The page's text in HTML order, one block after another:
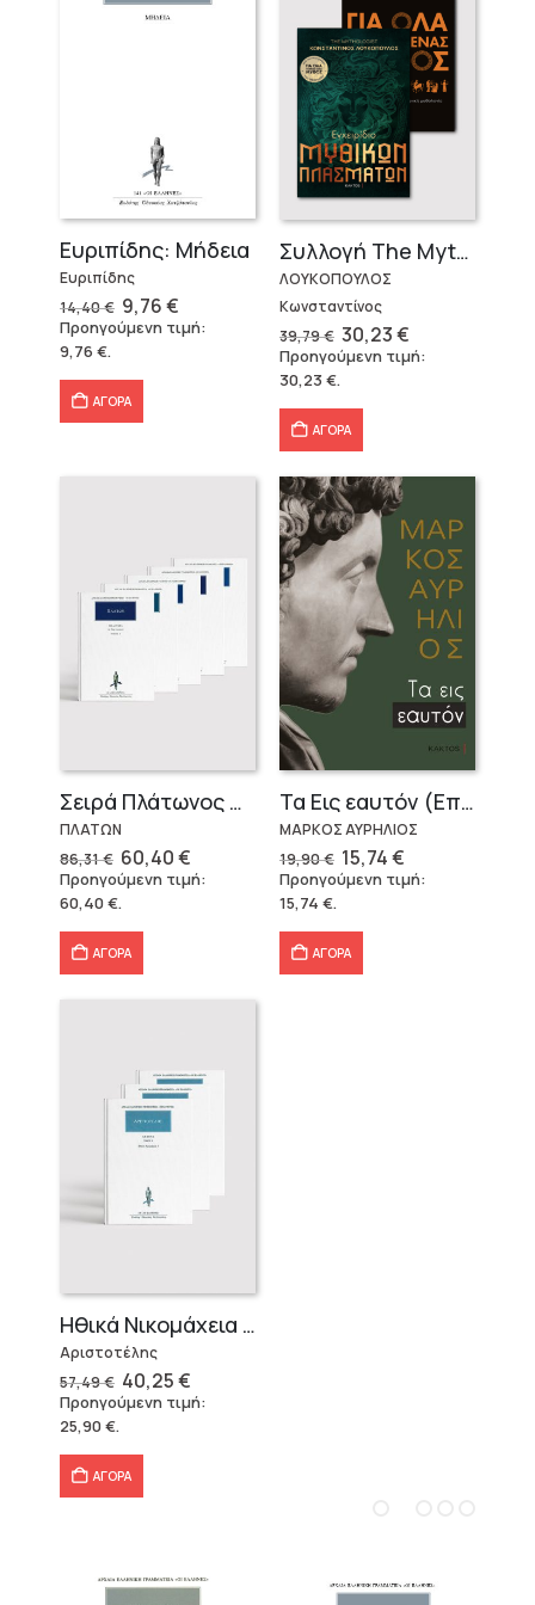
Ευριπίδης: Μήδεια
Ευριπίδης
14,40€ Original
price
was:
9,76€Η
τρέχουσα
τιμή
Προηγούμενη τιμή:
9,76 €.
ΑΓΟΡΑ
Συλλογή The Mythologist (2 βιβλία)
ΛΟΥΚΟΠΟΥΛΟΣ
Κωνσταντίνος
39,79€ Original
price
was:
39,79 €.
30,23€Η
τρέχουσα
τιμή
Προηγούμενη τιμή:
30,23€.
ΑΓΟΡΑ
Σειρά Πλάτωνος Πολιτεία
ΠΛΑΤΩΝ
86,31€ Original
price
was:
86,31 €.
60,40€Η
τρέχουσα
τιμή
Προηγούμενη τιμή:
60,40€.
ΑΓΟΡΑ
Τα Εις εαυτόν (Επίτομο) – Μάρκος Αυρήλιος
ΜΑΡΚΟΣ ΑΥΡΗΛΙΟΣ
19,90€ Original
price
was:
15,74€Η
τρέχουσα
τιμή
Προηγούμενη τιμή:
15,74 €.
ΑΓΟΡΑ
Ηθικά Νικομάχεια (3 τόμοι)
Αριστοτέλης
57,49€ Original
price
was:
40,25€Η
τρέχουσα
τιμή
Προηγούμενη τιμή:
25,90€.
ΑΓΟΡΑ